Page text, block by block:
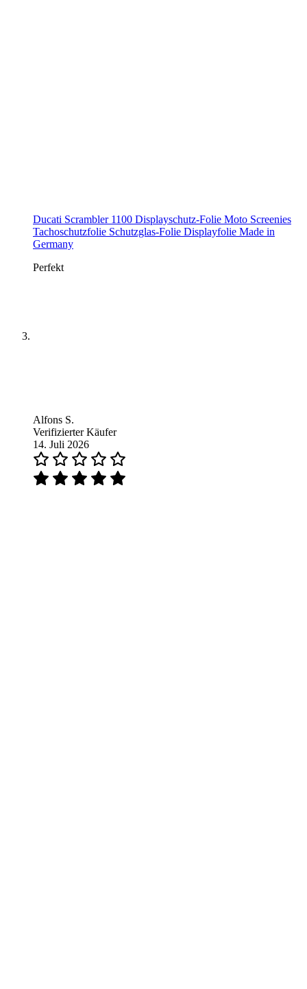
Ducati Scrambler 1100 Displayschutz-Folie Moto Screenies
Tachoschutzfolie Schutzglas-Folie Displayfolie Made in
Germany
Perfekt
Alfons S.
Verifizierter Käufer
14. Juli 2026